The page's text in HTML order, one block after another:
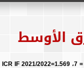
الأوسط